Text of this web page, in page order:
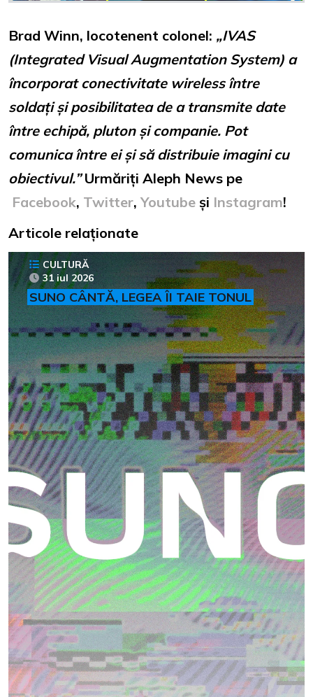
Brad Winn, locotenent colonel: „IVAS
(Integrated Visual Augmentation System) a
încorporat conectivitate wireless între
soldați și posibilitatea de a transmite date
între echipă, pluton și companie. Pot
comunica între ei și să distribuie imagini cu
obiectivul.”Urmăriți Aleph News pe
Facebook, Twitter, Youtube și Instagram!
Articole relaționate
CULTURĂ
31 iul 2026
SUNO CÂNTĂ, LEGEA ÎI TAIE TONUL